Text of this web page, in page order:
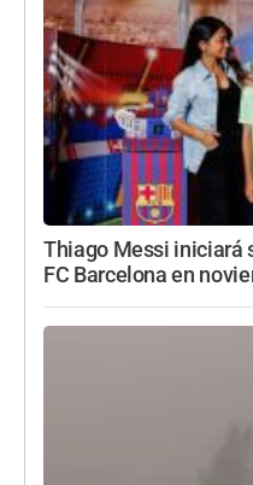
Thiago Messi iniciará
FC Barcelona en